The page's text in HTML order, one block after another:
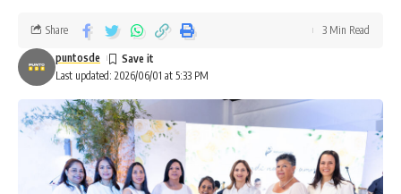
Last updated: 2026/06/01 at 5:33 PM
puntosde
Share 3 Min Read